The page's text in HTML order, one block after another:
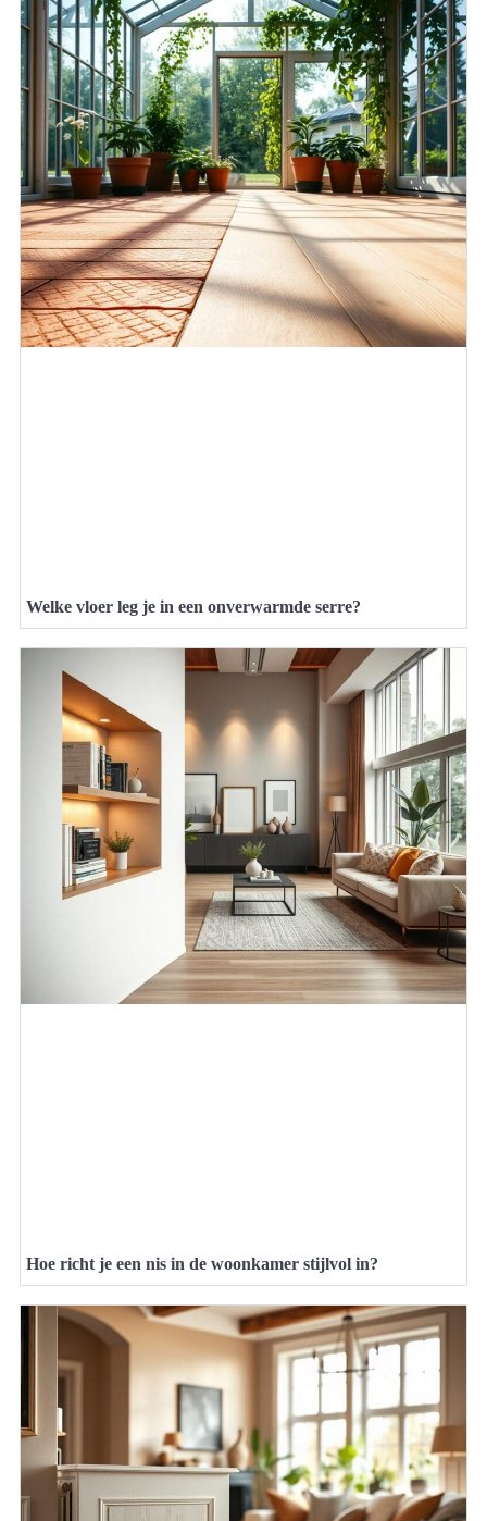
Welke vloer leg je in een onverwarmde serre?
Hoe richt je een nis in de woonkamer stijlvol in?